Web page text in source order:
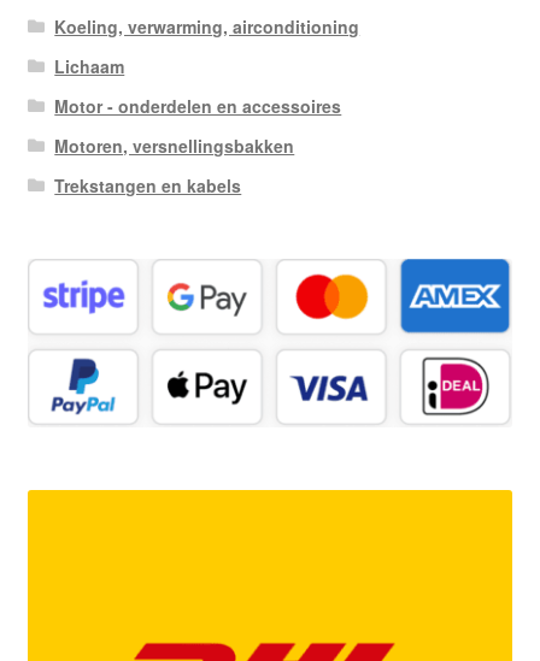
Koeling, verwarming, airconditioning
Lichaam
Motor - onderdelen en accessoires
Motoren, versnellingsbakken
Trekstangen en kabels